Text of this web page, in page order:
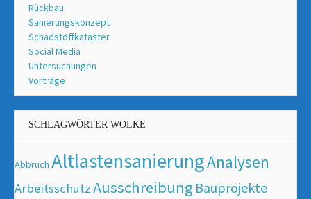
Rückbau
Sanierungskonzept
Schadstoffkataster
Social Media
Untersuchungen
Vorträge
SCHLAGWÖRTER WOLKE
Abbruch AltlastensanierungAnalysen
ArbeitsschutzAusschreibung Bauprojekte